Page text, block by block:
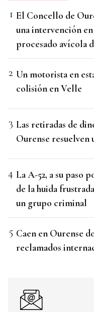
El Concello de
una intervención
procesado avícola
Un motorista en
colisión en Velle
Las retiradas de
Ourense resuelven
La A-52, a su paso
de la huida
un grupo criminal
Caen en Ourense
reclamados